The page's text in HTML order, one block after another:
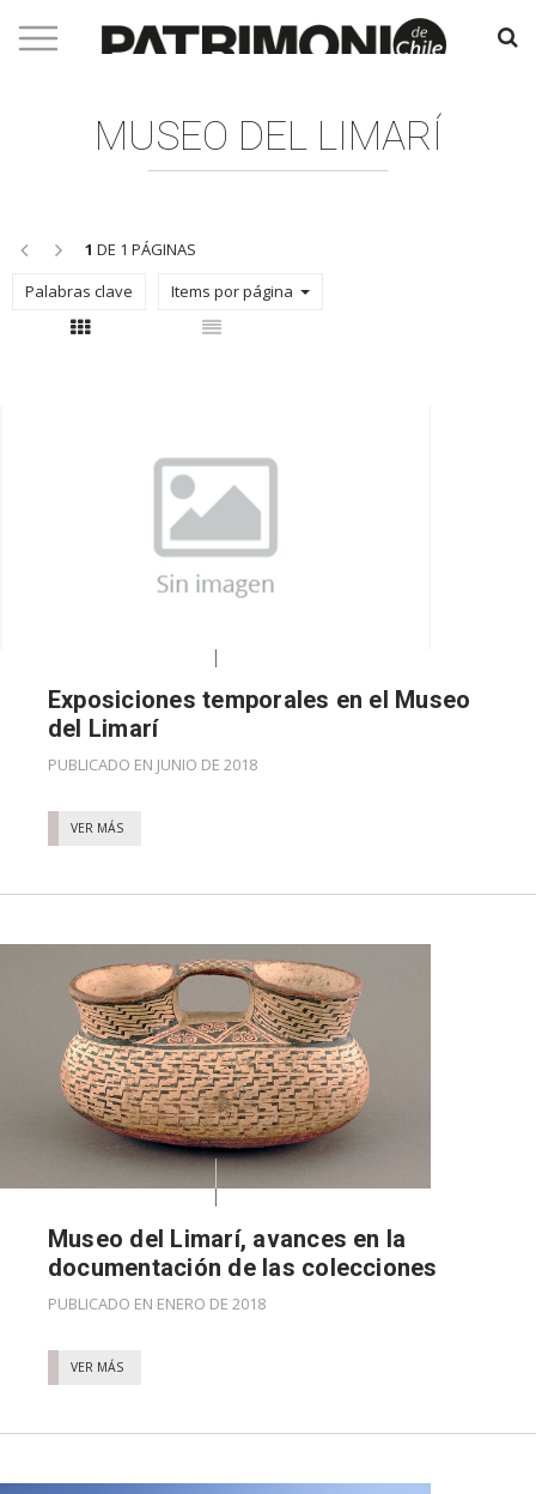
MUSEO DEL LIMARÍ
<< >> 1 DE 1 PÁGINAS
Palabras clave
Items por página
Con thumbnail Sin thumbnail
Exposiciones temporales en el Museo
del Limarí
PUBLICADO EN JUNIO DE 2018
VER MÁS
Museo del Limarí, avances en la
documentación de las colecciones
PUBLICADO EN ENERO DE 2018
VER MÁS